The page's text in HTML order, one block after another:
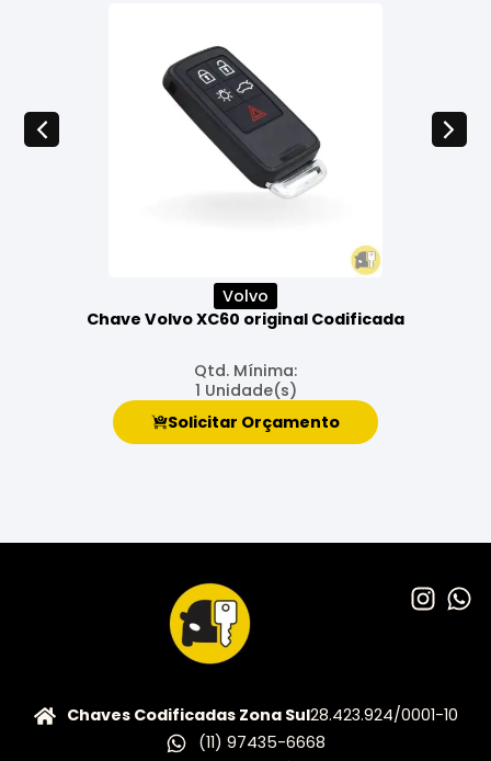
Volvo
Chave Volvo XC60 original Codificada
Qtd. Mínima:
1 Unidade(s)
Solicitar Orçamento
Chaves Codificadas Zona Sul28.423.924/0001-10
(11) 97435-6668